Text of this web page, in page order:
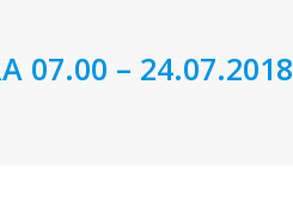
07.00 – 24.07.2018